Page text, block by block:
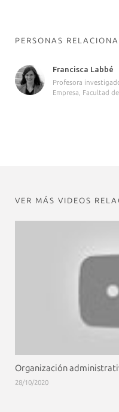
PERSONAS
Francisca Labbé
Profesora
Empresa, Facultad
VER MÁS VIDEOS
Organización
28/10/2020